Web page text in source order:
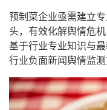
预制菜企业亟需建立
头，有效化解舆情危
基于行业专业知识与
行业负面新闻舆情监测